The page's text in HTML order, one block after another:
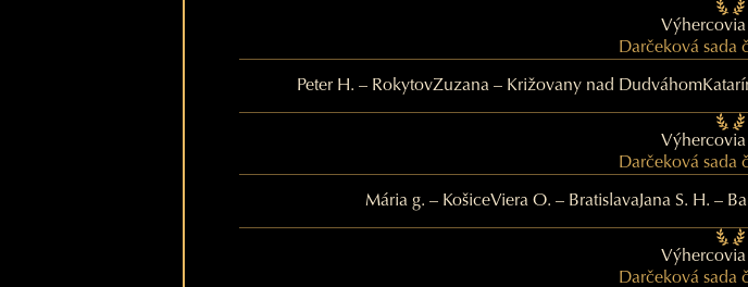
Darčeková sada
Peter H. – RokytovZuzana – Križovany nad Dudváhom
Darčeková sada
Mária g. – KošiceViera O. – BratislavaJana S. H. –
Darčeková sada